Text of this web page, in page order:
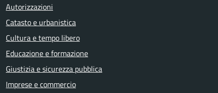
Autorizzazioni
Catasto e urbanistica
Cultura e tempo libero
Educazione e formazione
Giustizia e sicurezza pubblica
Imprese e commercio